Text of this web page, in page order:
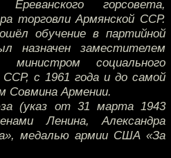
горсовета,
торговли Армянской ССР.
обучение в партийной
назначен заместителем
социального
ССР, с 1961 года и до самой
Совмина Армении.
(указ от 31 марта 1943
Ленина, Александра
медалью армии США «За